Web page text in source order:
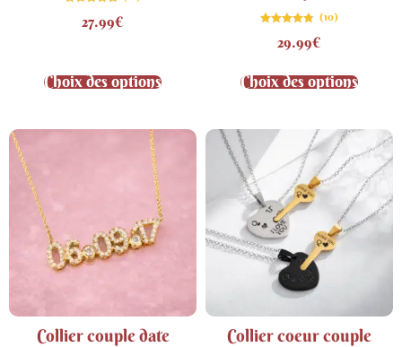
4.89
sur 5
27.99€
Choix des options
4.80
sur 5
(10)
29.99€
Choix des options
Collier couple date Collier coeur couple